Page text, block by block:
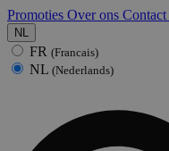
Promoties Over ons Contact
NL
FR (Francais)
NL (Nederlands)